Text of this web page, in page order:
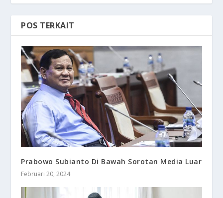
POS TERKAIT
Prabowo Subianto Di Bawah Sorotan Media Luar
Februari 20, 2024